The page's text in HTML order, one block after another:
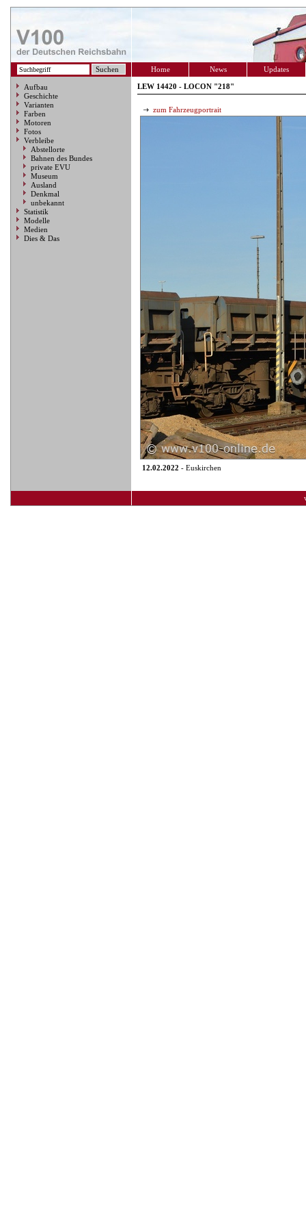
Home News Updates
Aufbau
Geschichte
Varianten
Farben
Motoren
Fotos
Verbleibe
Abstellorte
Bahnen des Bundes
private EVU
Museum
Ausland
Denkmal
unbekannt
Statistik
Modelle
Medien
Dies & Das
LEW 14420 - LOCON "218"
zum Fahrzeugportrait
12.02.2022 - Euskirchen